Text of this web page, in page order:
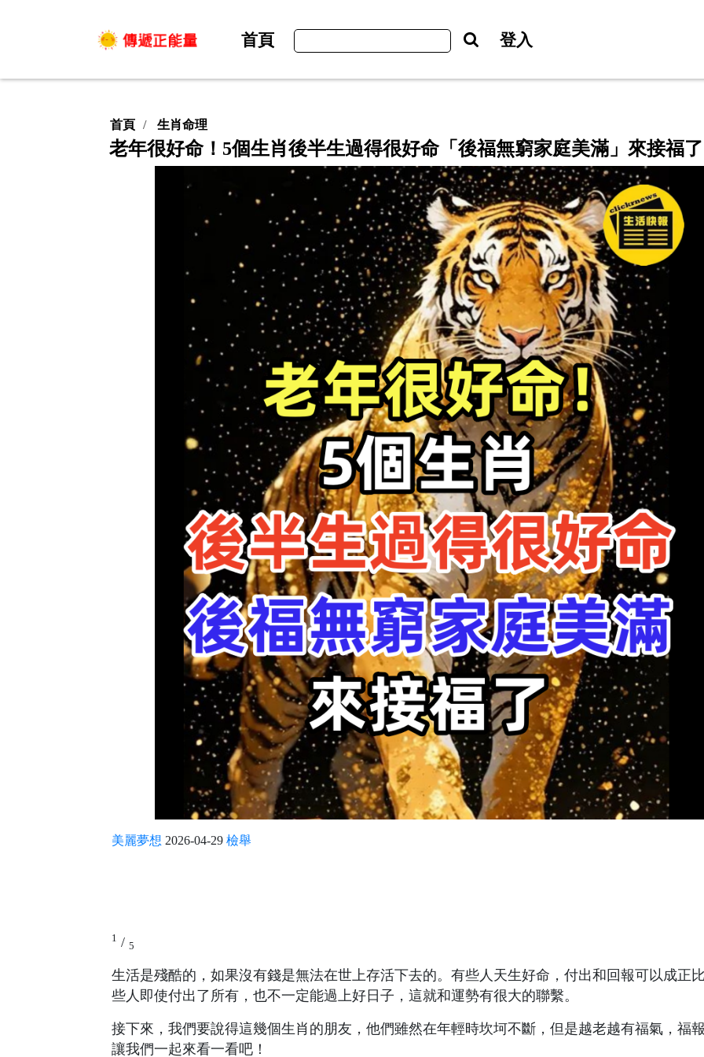
首頁 登入
首頁 生肖命理
老年很好命！5個生肖後半生過得很好命「後福無窮家庭美滿」來接福了
美麗夢想 2026-04-29 檢舉
1 / 5
生活是殘酷的，如果沒有錢是無法在世上存活下去的。有些人天生好命，付出和回報可以成正
些人即使付出了所有，也不一定能過上好日子，這就和運勢有很大的聯繫。
接下來，我們要說得這幾個生肖的朋友，他們雖然在年輕時坎坷不斷，但是越老越有福氣，福
讓我們一起來看一看吧！